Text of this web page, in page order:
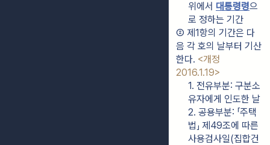
위에서 대통령령으
로 정하는 기간
② 제1항의 기간은 다
음 각 호의 날부터 기산
한다. <개정
2016.1.19>
1. 전유부분: 구분소
유자에게 인도한 날
2. 공용부분: 「주택
법」 제49조에 따른
사용검사일(집합건